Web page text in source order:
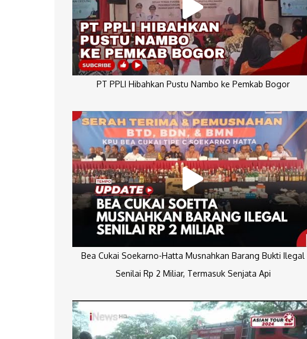
PT PPLI Hibahkan Pustu Nambo ke Pemkab Bogor
Bea Cukai Soekarno-Hatta Musnahkan Barang Bukti Ilegal
Senilai Rp 2 Miliar, Termasuk Senjata Api